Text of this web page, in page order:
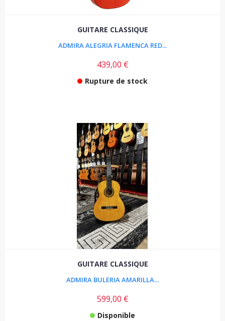
GUITARE CLASSIQUE
ADMIRA ALEGRIA FLAMENCA RED...
439,00 €
Rupture de stock
GUITARE CLASSIQUE
ADMIRA BULERIA AMARILLA...
599,00 €
Disponible